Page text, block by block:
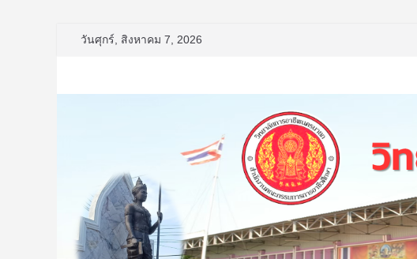
วันศุกร์, สิงหาคม 7, 2026